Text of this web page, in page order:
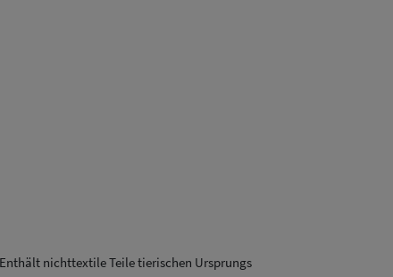
nichttextile Teile tierischen Ursprungs